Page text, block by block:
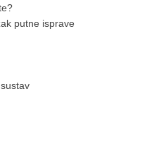
putne isprave